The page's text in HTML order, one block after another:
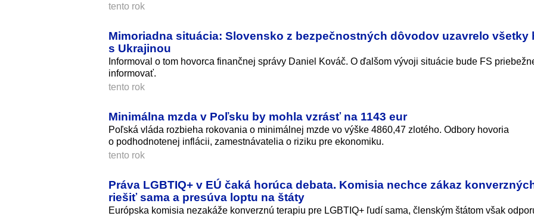
tento rok
Mimoriadna situácia: Slovensko z bezpečnostných dôvodov uzavrelo všetky
s Ukrajinou
Informoval o tom hovorca finančnej správy Daniel Kováč. O ďalšom vývoji situácie bude FS
informovať.
tento rok
Minimálna mzda v Poľsku by mohla vzrásť na 1143 eur
Poľská vláda rozbieha rokovania o minimálnej mzde vo výške 4860,47 zlotého. Odbory hovoria
o podhodnotenej inflácii, zamestnávatelia o riziku pre ekonomiku.
tento rok
Práva LGBTIQ+ v EÚ čaká horúca debata. Komisia nechce zákaz
riešiť sama a presúva loptu na štáty
Európska komisia nezakáže konverznú terapiu pre LGBTIQ+ ľudí sama, členským štátom však